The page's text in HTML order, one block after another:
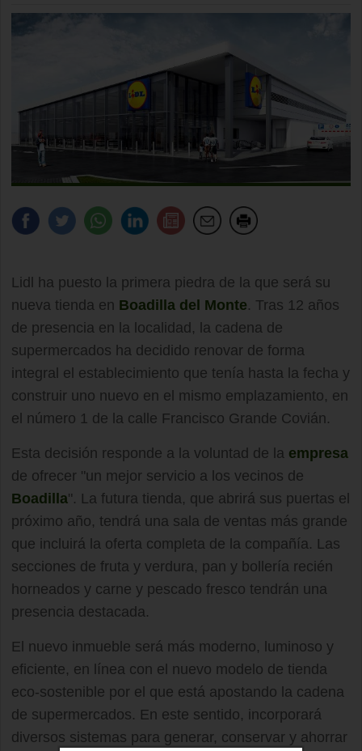
Lidl ha puesto la primera piedra de la que será su
nueva tienda en Boadilla del Monte. Tras 12 años
de presencia en la localidad, la cadena de
supermercados ha decidido renovar de forma
integral el establecimiento que tenía hasta la fecha y
construir uno nuevo en el mismo emplazamiento, en
el número 1 de la calle Francisco Grande Covián.
Esta decisión responde a la voluntad de la empresa
de ofrecer "un mejor servicio a los vecinos de
Boadilla". La futura tienda, que abrirá sus puertas el
próximo año, tendrá una sala de ventas más grande
que incluirá la oferta completa de la compañía. Las
secciones de fruta y verdura, pan y bollería recién
horneados y carne y pescado fresco tendrán una
presencia destacada.
El nuevo inmueble será más moderno, luminoso y
eficiente, en línea con el nuevo modelo de tienda
eco-sostenible por el que está apostando la cadena
de supermercados. En este sentido, incorporará
diversos sistemas para generar, conservar y ahorrar